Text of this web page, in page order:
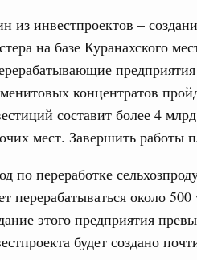
из инвестпроектов –
на базе Куранахского
концентратов
составит более 4
мест. Завершить работы
по переработке
перерабатываться около
этого предприятия
будет создано
технологическим
5 августа, среда
производительности труда и
поручения по
посвящённой
труда
проект «Экологическое
объём